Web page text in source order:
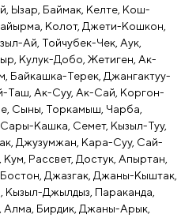
Ызар, Баймак, Келте, Кош-
Колот, Джети-Кошкон,
Ай, Тойчубек-Чек, Аук,
Кулук-Добо, Жетиген, Ак-
Байкашка-Терек, Джангактуу-
Таш, Ак-Суу, Ак-Сай, Коргон-
Сыны, Торкамыш, Чарба,
Кашка, Семет, Кызыл-Туу,
Джузумжан, Кара-Суу, Сай-
Рассвет, Достук, Апыртан,
Джазгак, Джаны-Кыштак,
Джылдыз, Параканда,
Алма, Бирдик, Джаны-Арык,